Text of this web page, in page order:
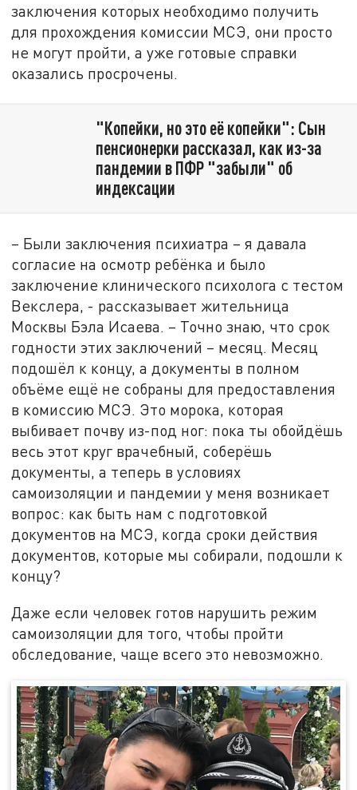
заключения которых необходимо получить
для прохождения комиссии МСЭ, они просто
не могут пройти, а уже готовые справки
оказались просрочены.
"Копейки, но это её копейки": Сын
пенсионерки рассказал, как из-за
пандемии в ПФР "забыли" об
индексации
– Были заключения психиатра – я давала
согласие на осмотр ребёнка и было
заключение клинического психолога с тестом
Векслера, - рассказывает жительница
Москвы Бэла Исаева. – Точно знаю, что срок
годности этих заключений – месяц. Месяц
подошёл к концу, а документы в полном
объёме ещё не собраны для предоставления
в комиссию МСЭ. Это морока, которая
выбивает почву из-под ног: пока ты обойдёшь
весь этот круг врачебный, соберёшь
документы, а теперь в условиях
самоизоляции и пандемии у меня возникает
вопрос: как быть нам с подготовкой
документов на МСЭ, когда сроки действия
документов, которые мы собирали, подошли к
концу?
Даже если человек готов нарушить режим
самоизоляции для того, чтобы пройти
обследование, чаще всего это невозможно.